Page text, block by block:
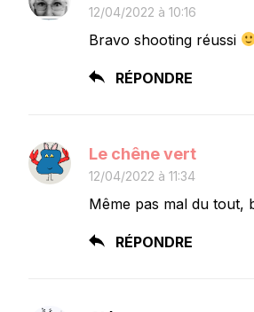
12/04/2022 à 10:16
Bravo shooting réussi
RÉPONDRE
Le chêne vert
12/04/2022 à 11:34
Même pas mal du tout,
RÉPONDRE